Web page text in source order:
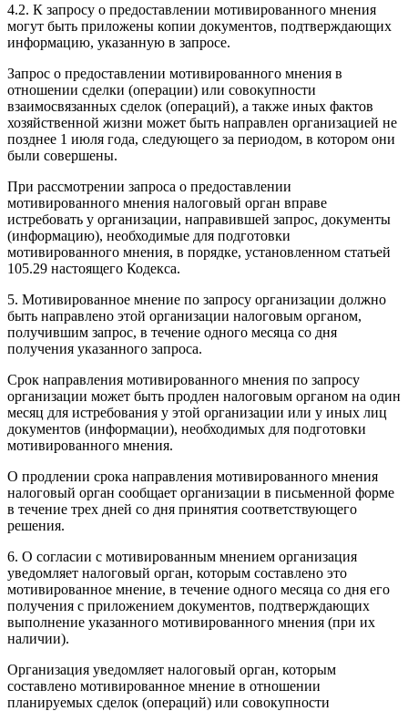
4.2. К запросу о предоставлении мотивированного мнения
могут быть приложены копии документов, подтверждающих
информацию, указанную в запросе.
Запрос о предоставлении мотивированного мнения в
отношении сделки (операции) или совокупности
взаимосвязанных сделок (операций), а также иных фактов
хозяйственной жизни может быть направлен организацией не
позднее 1 июля года, следующего за периодом, в котором они
были совершены.
При рассмотрении запроса о предоставлении
мотивированного мнения налоговый орган вправе
истребовать у организации, направившей запрос, документы
(информацию), необходимые для подготовки
мотивированного мнения, в порядке, установленном статьей
105.29 настоящего Кодекса.
5. Мотивированное мнение по запросу организации должно
быть направлено этой организации налоговым органом,
получившим запрос, в течение одного месяца со дня
получения указанного запроса.
Срок направления мотивированного мнения по запросу
организации может быть продлен налоговым органом на один
месяц для истребования у этой организации или у иных лиц
документов (информации), необходимых для подготовки
мотивированного мнения.
О продлении срока направления мотивированного мнения
налоговый орган сообщает организации в письменной форме
в течение трех дней со дня принятия соответствующего
решения.
6. О согласии с мотивированным мнением организация
уведомляет налоговый орган, которым составлено это
мотивированное мнение, в течение одного месяца со дня его
получения с приложением документов, подтверждающих
выполнение указанного мотивированного мнения (при их
наличии).
Организация уведомляет налоговый орган, которым
составлено мотивированное мнение в отношении
планируемых сделок (операций) или совокупности